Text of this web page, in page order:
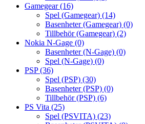
Gamegear(16)
Spel (Gamegear) (14)
Basenheter (Gamegear) (0)
Tillbehör (Gamegear) (2)
Nokia N-Gage (0)
Basenheter (N-Gage) (0)
Spel (N-Gage) (0)
PSP(36)
Spel (PSP) (30)
Basenheter (PSP) (0)
Tillbehör (PSP) (6)
PS Vita (25)
Spel (PSVITA) (23)